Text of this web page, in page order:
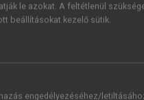
Kérek értesítést a MeRSZ
Kérek értesítést az
le azokat. A feltétlenül
beállításokat kezelő sütik.
engedélyezéséhez/